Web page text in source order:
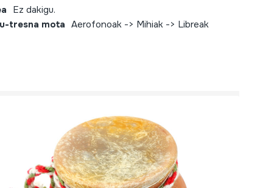
Ez dakigu.
tresna mota Aerofonoak -> Mihiak -> Libreak